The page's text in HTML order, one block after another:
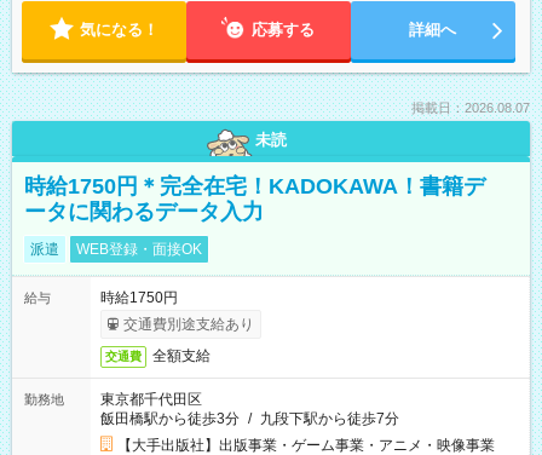
気になる！ 応募する 詳細へ
掲載日：2026.08.07
未読
時給1750円＊完全在宅！KADOKAWA！書籍デ
ータに関わるデータ入力
派遣 WEB登録・面接OK
給与
時給1750円
交通費別途支給あり
交通費 全額支給
勤務地
東京都千代田区
飯田橋駅から徒歩3分 / 九段下駅から徒歩7分
【大手出版社】出版事業・ゲーム事業・アニメ・映像事業